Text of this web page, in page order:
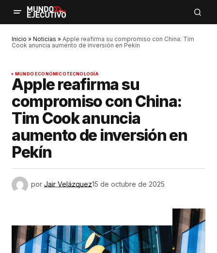
Inicio » Noticias » Apple reafirma su compromiso con China: Tim
Cook anuncia aumento de inversión en Pekín
MUNDO ECONÓMICOTECNOLOGÍA
Apple reafirma su
compromiso con China:
Tim Cook anuncia
aumento de inversión en
Pekín
por Jair Velázquez15 de octubre de 2025